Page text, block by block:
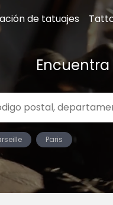
de tatuajes
Paris